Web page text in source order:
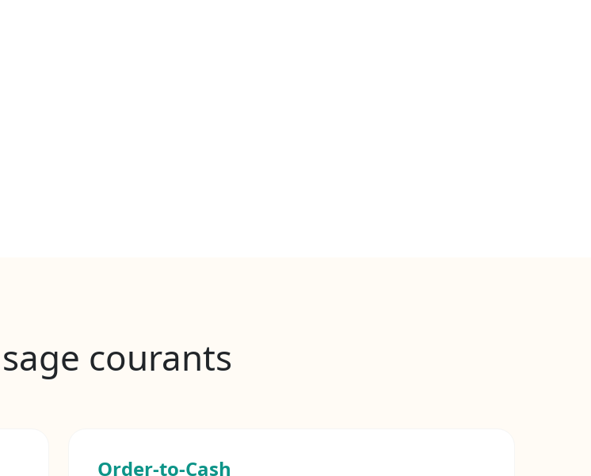
courants
Order-to-Cash